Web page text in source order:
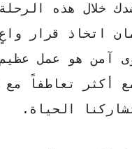
خلال هذه الرحلة
اتخاذ قرار
آمن هو عمل
أكثر تعاطفاً مع
الحياة.